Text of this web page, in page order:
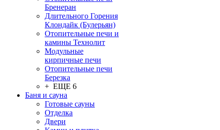
Бренеран
Длительного Горения
Клондайк (Булерьян)
Отопительные печи и
камины Технолит
Модульные
кирпичные печи
Отопительные печи
Березка
+ ЕЩЕ 6
Баня и сауна
Готовые сауны
Отделка
Двери